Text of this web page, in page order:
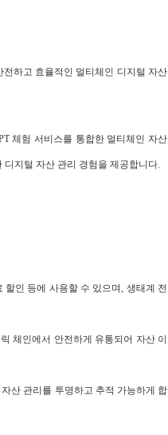
하고 효율적인 멀티체인 디지털 자산
체험 서비스를 통합한 멀티체인 자산
지털 자산 관리 경험을 제공합니다.
인 등에 사용할 수 있으며, 생태계 전
체인에서 안전하게 유통되어 자산 이
산 관리를 투명하고 추적 가능하게 합